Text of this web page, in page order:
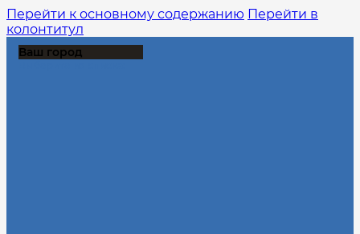
Перейти к основному содержанию Перейти в
колонтитул
Ваш город